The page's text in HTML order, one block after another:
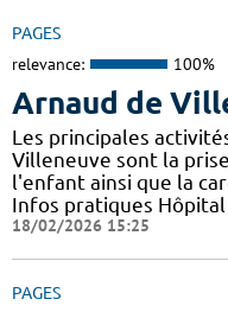
PAGES
relevance: 100%
Arnaud de
Les principales
Villeneuve sont la
l'enfant ainsi que la
Infos pratiques
18/02/2026 15:25
PAGES